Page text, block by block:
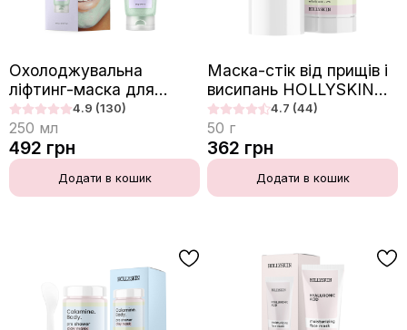
Охолоджувальна
ліфтинг-маска для
боротьби з набряками
HOLLYSKIN Artichoke.
Skin Perfecting Mask
4.9 (130)
250 мл
492 грн
Додати в кошик
Маска-стік від прищів і
висипань HOLLYSKIN
Calamine.+ Salicylic Acid
4.7 (44)
50 г
362 грн
Додати в кошик